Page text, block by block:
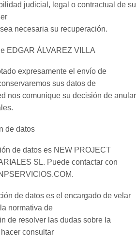
judicial, legal o contractual de su
necesaria su recuperación.
EDGAR ÁLVAREZ VILLA
expresamente el envío de
sus datos de
nos comunique su decisión de anular
de datos
de datos es NEW PROJECT
SL. Puede contactar con
de datos es el encargado de velar
normativa de
de resolver las dudas sobre la
consultar